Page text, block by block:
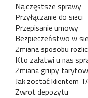
Najczęstsze sprawy
Przyłączanie do sieci
Przepisanie umowy
Bezpieczeństwo w
Zmiana sposobu
Kto załatwi u nas
Zmiana grupy
Jak zostać klientem
Zwrot depozytu